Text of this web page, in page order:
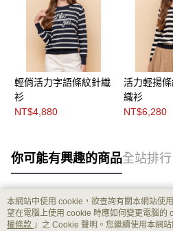
輕俏活力字語條紋針織
衫
NT$4,880
活力輕揚
織衫
NT$6,280
你可能有興趣的商品全站排行
熱門標籤
本網站中使用 cookie，欲查詢有關本網站使
望在電腦上使用 cookie 時應如何變更電腦的
權條款 」之 Cookie 聲明。您繼續使用本網